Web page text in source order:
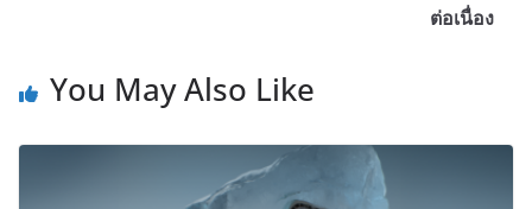
ต่อเนื่อง
You May Also Like